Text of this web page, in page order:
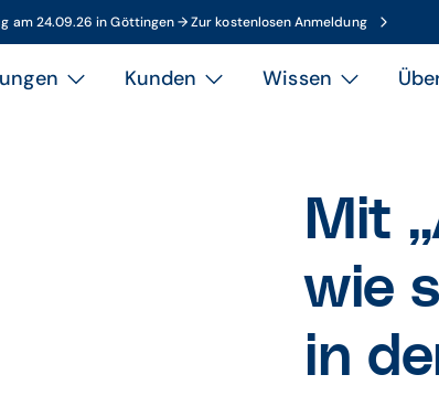
am 24.09.26 in Göttingen → Zur kostenlosen Anmeldung
Kunden Wissen
Mit
wie
in